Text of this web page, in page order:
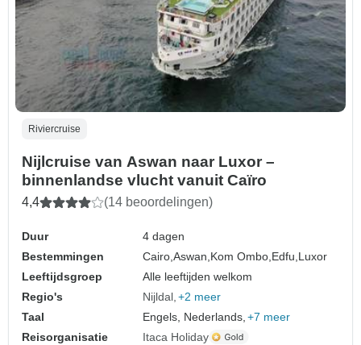
Riviercruise
Nijlcruise van Aswan naar Luxor –
binnenlandse vlucht vanuit Caïro
4,4 (14 beoordelingen)
Duur
4 dagen
Bestemmingen
Cairo,Aswan, Kom Ombo, Edfu, Luxor
Leeftijdsgroep
Alle leeftijden welkom
Regio's
Nijldal +2 meer
Taal
Engels, Nederlands, +7 meer
Reisorganisatie
Itaca Holiday